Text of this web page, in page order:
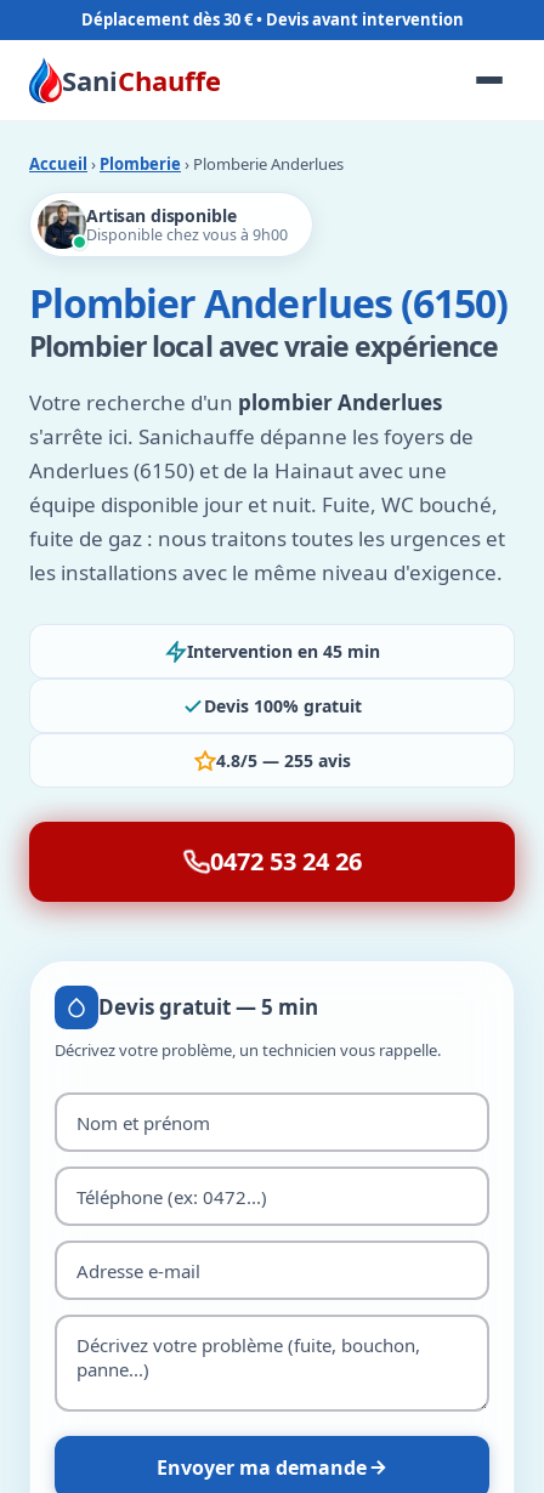
Déplacement dès 30 €
SaniChauffe
Accueil › Plomberie › Plomberie Anderlues
Artisan disponible
Disponible chez vous à 9h00
Plombier Anderlues (6150)
Plombier local avec vraie expérience
Votre recherche d'un plombier Anderlues
s'arrête ici. Sanichauffe dépanne les foyers de
Anderlues (6150) et de la Hainaut avec une
équipe disponible jour et nuit. Fuite, WC bouché,
fuite de gaz : nous traitons toutes les urgences et
les installations avec le même niveau d'exigence.
Intervention en 45 min
Devis 100% gratuit
4.8/5 — 255 avis
0472 53 24 26
Devis gratuit — 5 min
Décrivez votre problème, un technicien vous rappelle.
Envoyer ma demande